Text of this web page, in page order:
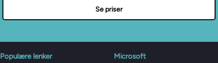
Se priser
Populære lenker Microsoft